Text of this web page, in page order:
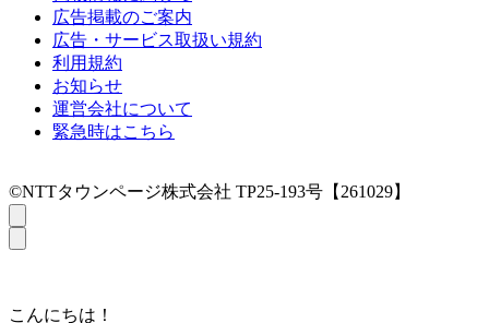
広告掲載のご案内
広告・サービス取扱い規約
利用規約
お知らせ
運営会社について
緊急時はこちら
©NTTタウンページ株式会社 TP25-193号【261029】
こんにちは！